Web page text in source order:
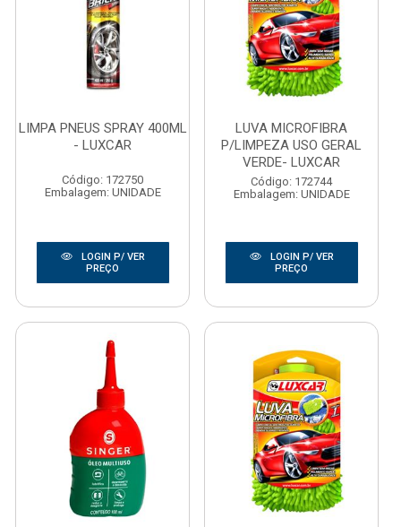
LIMPA PNEUS SPRAY 400ML
- LUXCAR
Código: 172750
Embalagem: UNIDADE
LOGIN P/ VER
PREÇO
LUVA MICROFIBRA
P/LIMPEZA USO GERAL
VERDE- LUXCAR
Código: 172744
Embalagem: UNIDADE
LOGIN P/ VER
PREÇO